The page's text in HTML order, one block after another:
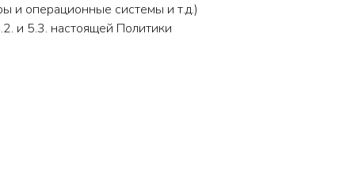
и операционные системы и т.д.)
и 5.3. настоящей Политики